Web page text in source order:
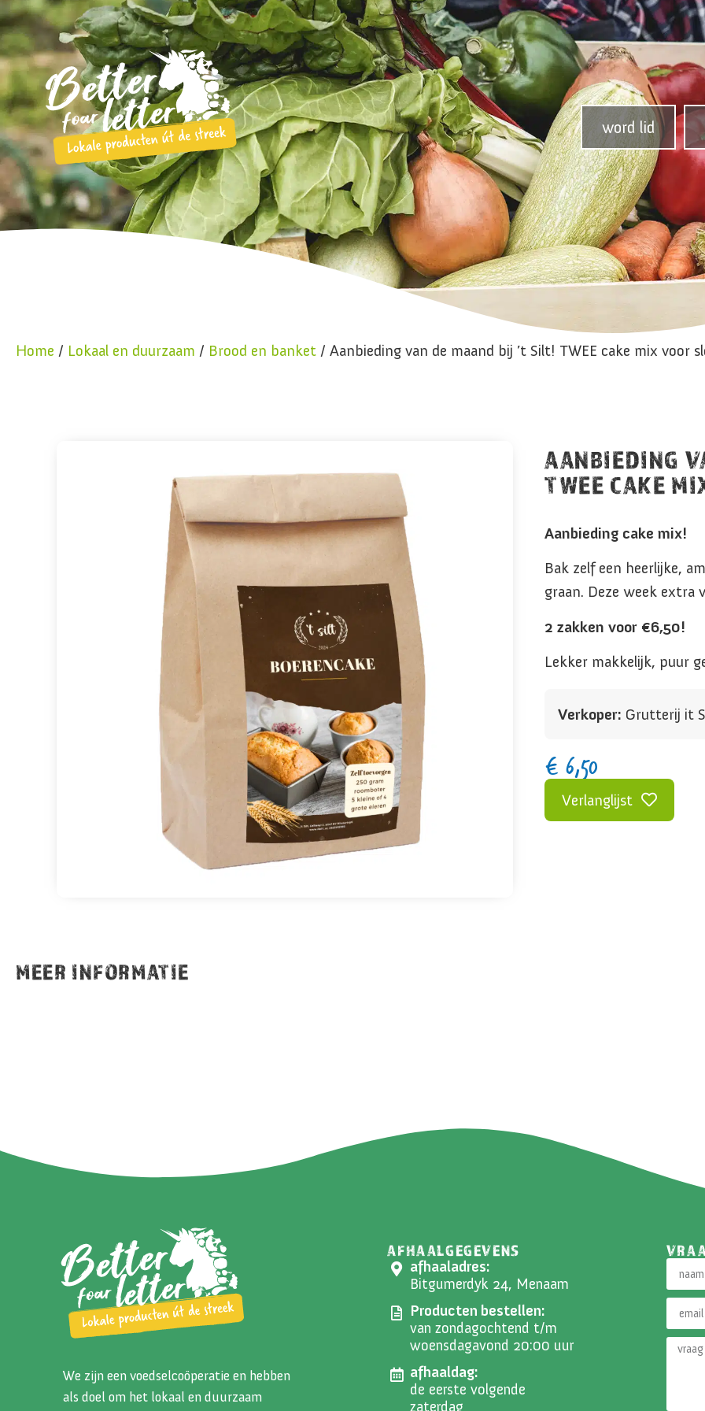
word lid
Home / Lokaal en duurzaam / Brood en banket / Aanbieding van de maand bij ’t Silt! TWEE cake mix voor
AANBIEDING
TWEE CAKE
Aanbieding cake mix!
Bak zelf een heerlijke,
graan. Deze week extra
2 zakken voor €6,50!
Lekker makkelijk, puur
Verkoper: Grutterij it
€ 6,50
Verlanglijst
MEER INFORMATIE
We zijn een voedselcoöperatie en hebben
als doel om het lokaal en duurzaam
AFHAALGEGEVENS
afhaaladres:
Bitgumerdyk 24, Menaam
Producten bestellen:
van zondagochtend t/m
woensdagavond 20:00 uur
afhaaldag:
de eerste volgende
zaterdag